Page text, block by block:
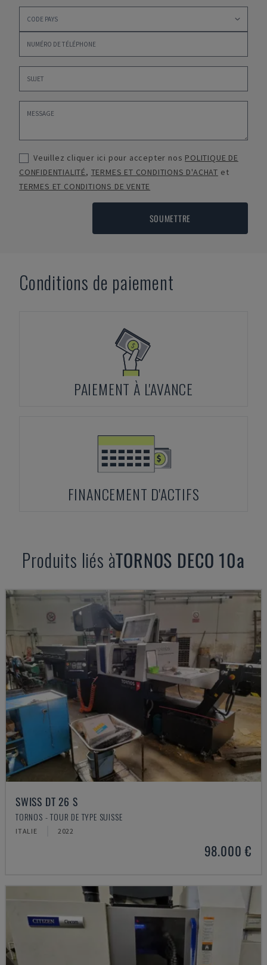
Veuillez cliquer ici pour accepter nos POLITIQUE DE
CONFIDENTIALITÉ, TERMES ET CONDITIONS D'ACHAT et
TERMES ET CONDITIONS DE VENTE
SOUMETTRE
Conditions de paiement
PAIEMENT À L'AVANCE
FINANCEMENT D'ACTIFS
Produits liés àTORNOS DECO 10a
SWISS DT 26 S
TORNOS - TOUR DE TYPE SUISSE
ITALIE 2022
98.000 €